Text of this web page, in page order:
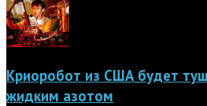
Криоробот из США будет
жидким азотом